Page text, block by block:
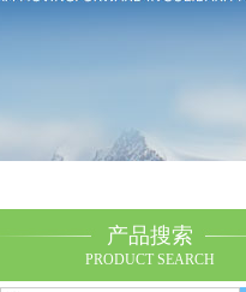
产品搜索
PRODUCT SEARCH